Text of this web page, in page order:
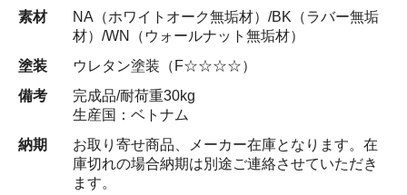
素材
NA（ホワイトオーク無垢材）/BK（ラバー無垢
材）/WN（ウォールナット無垢材）
塗装
ウレタン塗装（F☆☆☆☆）
備考
完成品/耐荷重30kg
生産国：ベトナム
納期
お取り寄せ商品、メーカー在庫となります。在
庫切れの場合納期は別途ご連絡させていただき
ます。